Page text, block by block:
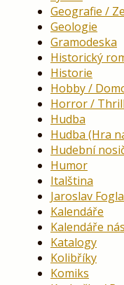
Geografie /
Geologie
Gramodeska
Historický
Historie
Hobby /
Horror /
Hudba
Hudba (Hra
Hudební
Humor
Italština
Jaroslav
Kalendáře
Kalendáře
Katalogy
Kolibříky
Komiks